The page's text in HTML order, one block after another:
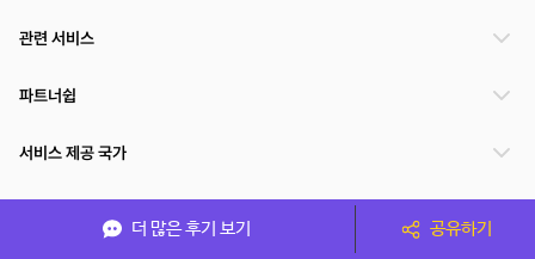
더 많은 후기 보기 공유하기
관련 서비스
파트너쉽
서비스 제공 국가
(주)NSPACE 사업자정보